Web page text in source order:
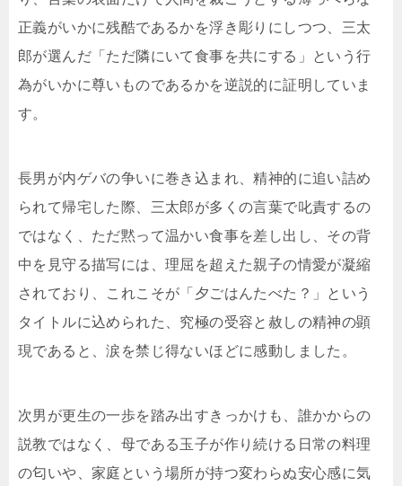
正義がいかに残酷であるかを浮き彫りにしつつ、三太
郎が選んだ「ただ隣にいて食事を共にする」という行
為がいかに尊いものであるかを逆説的に証明していま
す。
長男が内ゲバの争いに巻き込まれ、精神的に追い詰め
られて帰宅した際、三太郎が多くの言葉で叱責するの
ではなく、ただ黙って温かい食事を差し出し、その背
中を見守る描写には、理屈を超えた親子の情愛が凝縮
されており、これこそが「夕ごはんたべた？」という
タイトルに込められた、究極の受容と赦しの精神の顕
現であると、涙を禁じ得ないほどに感動しました。
次男が更生の一歩を踏み出すきっかけも、誰かからの
説教ではなく、母である玉子が作り続ける日常の料理
の匂いや、家庭という場所が持つ変わらぬ安心感に気